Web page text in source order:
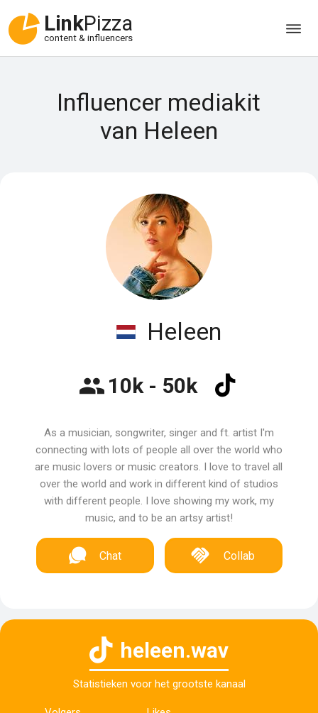
LinkPizza
content & influencers
Influencer mediakit
van Heleen
Heleen
10k - 50k
As a musician, songwriter, singer and ft. artist I'm
connecting with lots of people all over the world who
are music lovers or music creators. I love to travel all
over the world and work in different kind of studios
with different people. I love showing my work, my
music, and to be an artsy artist!
Chat Collab
heleen.wav
Statistieken voor het grootste kanaal